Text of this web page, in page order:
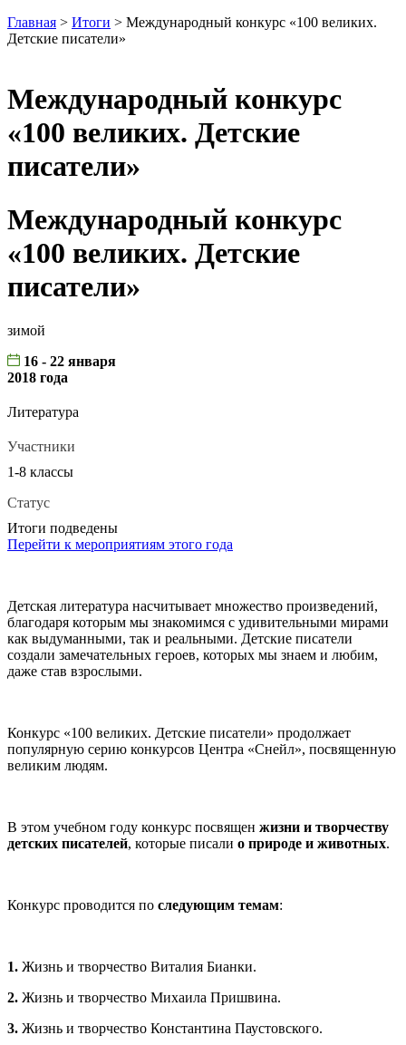
Главная > Итоги > Международный конкурс «100 великих.
Детские писатели»
Международный конкурс
«100 великих. Детские
писатели»
Международный конкурс
«100 великих. Детские
писатели»
зимой
16 - 22 января
2018 года
Литература
Участники
1-8 классы
Статус
Итоги подведены
Перейти к мероприятиям этого года
Детская литература насчитывает множество произведений,
благодаря которым мы знакомимся с удивительными мирами
как выдуманными, так и реальными. Детские писатели
создали замечательных героев, которых мы знаем и любим,
даже став взрослыми.
Конкурс «100 великих. Детские писатели» продолжает
популярную серию конкурсов Центра «Снейл», посвященную
великим людям.
В этом учебном году конкурс посвящен жизни и творчеству
детских писателей, которые писали о природе и животных.
Конкурс проводится по следующим темам:
1. Жизнь и творчество Виталия Бианки.
2. Жизнь и творчество Михаила Пришвина.
3. Жизнь и творчество Константина Паустовского.